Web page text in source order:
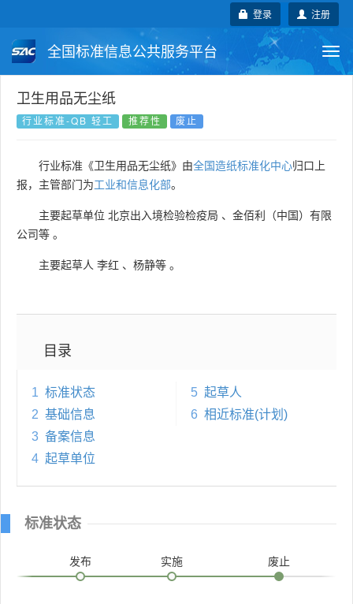
注册
登录
全国标准信息公共服务平台
国家标准
国外标准 技术委员会
卫生用品无尘纸
行业标准-QB 轻工 推荐性 废止
行业标准《卫生用品无尘纸》由全国造纸标准化中心归口上
报，主管部门为工业和信息化部。
主要起草单位 北京出入境检验检疫局 、 金佰利（中国）有限
公司等 。
主要起草人 李红 、 杨静等 。
目录
1 标准状态
2 基础信息
3 备案信息
4 起草单位
5 起草人
6 相近标准(计划)
标准状态
发布 实施 废止